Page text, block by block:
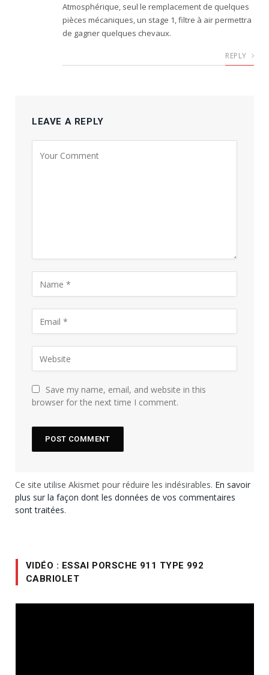
Atmosphérique, seul le remplacement de quelques
pièces mécaniques, un stage 1, filtre à air permettra
de gagner quelques chevaux.
REPLY
LEAVE A REPLY
Save my name, email, and website in this
browser for the next time I comment.
Ce site utilise Akismet pour réduire les indésirables. En savoir
plus sur la façon dont les données de vos commentaires
sont traitées.
VIDÉO : ESSAI PORSCHE 911 TYPE 992
CABRIOLET